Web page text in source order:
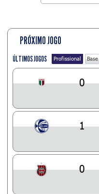
PRÓXIMO JOGO
ÚLTIMOS JOGOS Profissional Base
0
1
0